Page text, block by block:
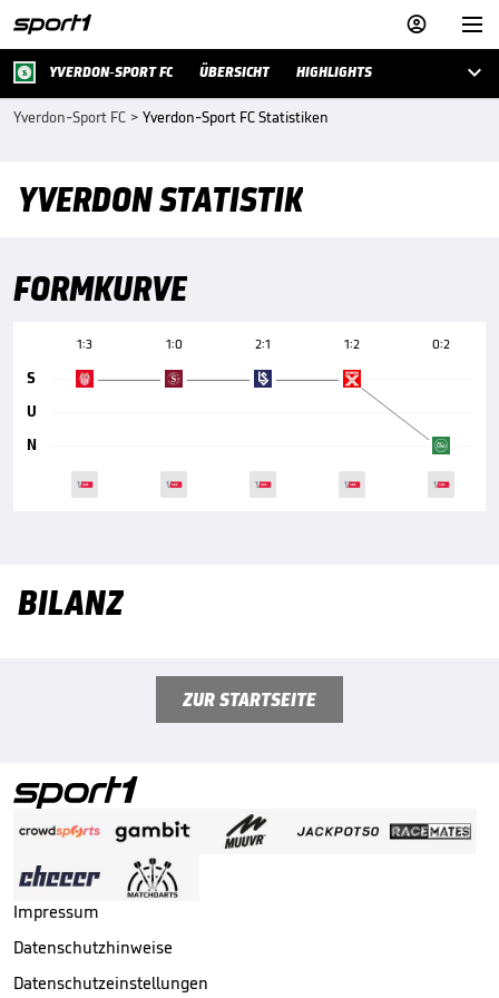


YVERDON-SPORT FC ÜBERSICHT HIGHLIGHTS 
Yverdon-Sport FC > Yverdon-Sport FC Statistiken
YVERDON STATISTIK
FORMKURVE
1:3 1:0 2:1 1:2 0:2
S
U
N
BILANZ
ZUR STARTSEITE
Impressum
Datenschutzhinweise
Datenschutzeinstellungen